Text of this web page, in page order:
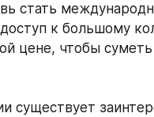
стать
к большому
цене, чтобы
существует